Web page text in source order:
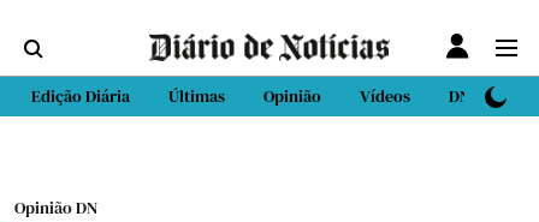
Edição Diária Últimas Opinião Vídeos DN Sport
Opinião DN